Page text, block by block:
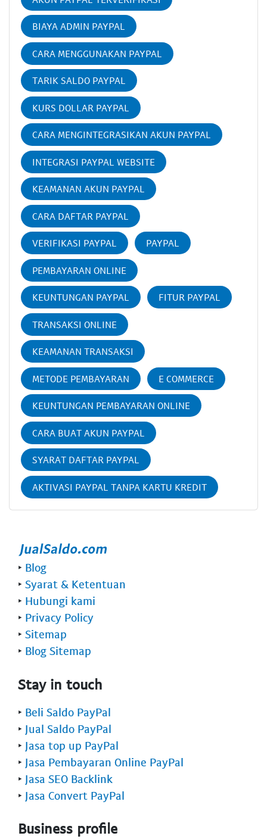
BIAYA ADMIN PAYPAL
CARA MENGGUNAKAN PAYPAL
TARIK SALDO PAYPAL
KURS DOLLAR PAYPAL
CARA MENGINTEGRASIKAN AKUN PAYPAL
INTEGRASI PAYPAL WEBSITE
KEAMANAN AKUN PAYPAL
CARA DAFTAR PAYPAL
VERIFIKASI PAYPAL PAYPAL
PEMBAYARAN ONLINE
KEUNTUNGAN PAYPAL FITUR PAYPAL
TRANSAKSI ONLINE
KEAMANAN TRANSAKSI
METODE PEMBAYARAN E COMMERCE
KEUNTUNGAN PEMBAYARAN ONLINE
CARA BUAT AKUN PAYPAL
SYARAT DAFTAR PAYPAL
AKTIVASI PAYPAL TANPA KARTU KREDIT
‣ Blog
‣ Syarat & Ketentuan
‣ Hubungi kami
‣ Privacy Policy
‣ Sitemap
‣ Blog Sitemap
Stay in touch
‣ Beli Saldo PayPal
‣ Jual Saldo PayPal
‣ Jasa top up PayPal
‣ Jasa Pembayaran Online PayPal
‣ Jasa SEO Backlink
‣ Jasa Convert PayPal
Business profile